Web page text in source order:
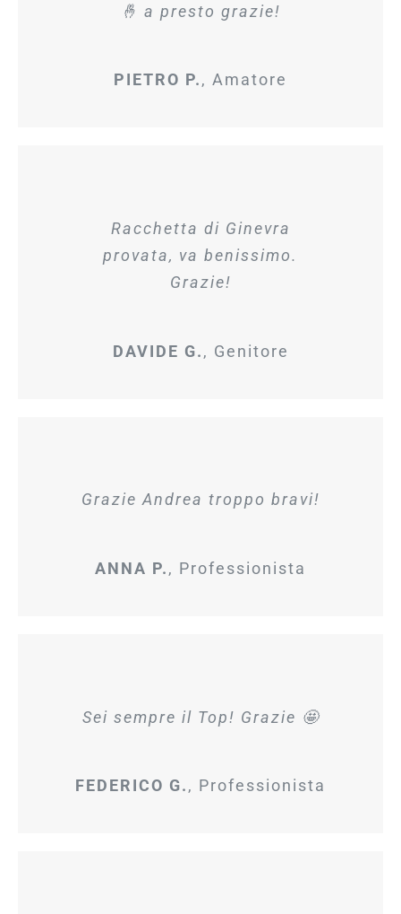
🤞 a presto grazie!
PIETRO P., Amatore
Racchetta di Ginevra
provata, va benissimo.
Grazie!
DAVIDE G., Genitore
Grazie Andrea troppo bravi!
ANNA P., Professionista
Sei sempre il Top! Grazie 🤩
FEDERICO G., Professionista